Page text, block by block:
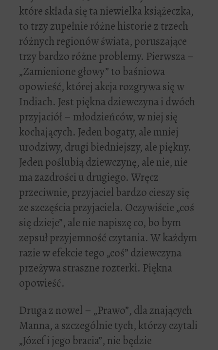
które składa się ta niewielka książeczka,
to trzy zupełnie różne historie z trzech
różnych regionów świata, poruszające
trzy bardzo różne problemy. Pierwsza –
„Zamienione głowy” to baśniowa
opowieść, której akcja rozgrywa się w
Indiach. Jest piękna dziewczyna i dwóch
przyjaciół – młodzieńców, w niej się
kochających. Jeden bogaty, ale mniej
urodziwy, drugi biedniejszy, ale piękny.
Jeden poślubią dziewczynę, ale nie, nie
ma zazdrości u drugiego. Wręcz
przeciwnie, przyjaciel bardzo cieszy się
ze szczęścia przyjaciela. Oczywiście „coś
się dzieje”, ale nie napiszę co, bo bym
zepsuł przyjemność czytania. W każdym
razie w efekcie tego „coś” dziewczyna
przeżywa straszne rozterki. Piękna
opowieść.
Druga z nowel – „Prawo”, dla znających
Manna, a szczególnie tych, którzy czytali
„Józef i jego bracia”, nie będzie